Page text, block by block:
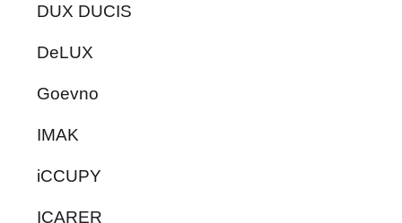
DUX DUCIS
DeLUX
Goevno
IMAK
iCCUPY
ICARER